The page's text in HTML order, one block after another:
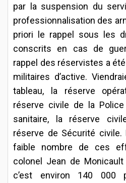
par la suspension du
professionnalisation des
priori le rappel sous les
conscrits en cas de
rappel des réservistes a
militaires d’active.
tableau, la réserve
réserve civile de la
sanitaire, la réserve
réserve de Sécurité
faible nombre de ces
colonel Jean de
c’est environ 140 000